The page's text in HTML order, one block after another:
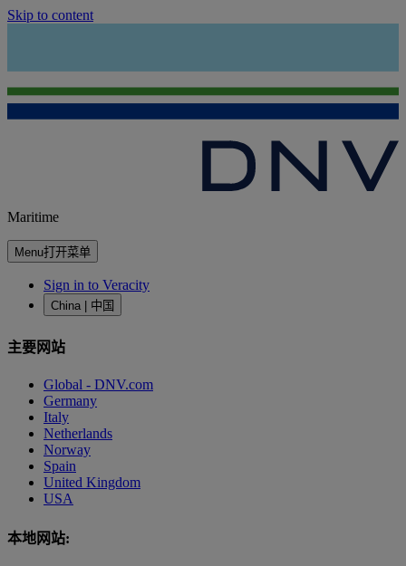
Skip to content
Maritime
Menu打开菜单
Sign in to Veracity
China | 中国
主要网站
Global - DNV.com
Germany
Italy
Netherlands
Norway
Spain
United Kingdom
USA
本地网站: